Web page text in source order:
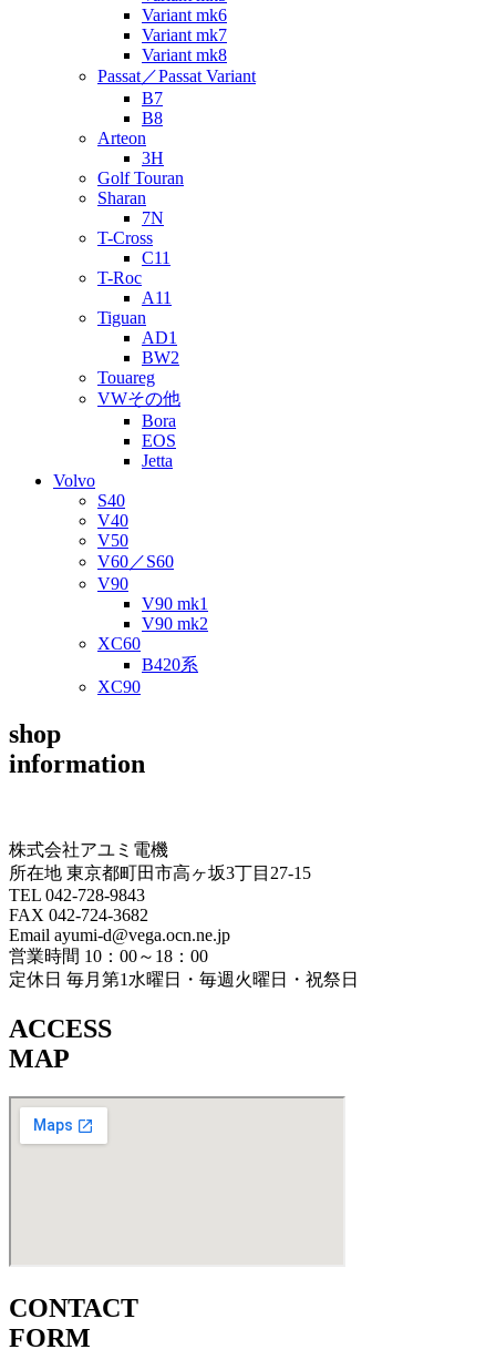
Variant mk6
Variant mk7
Variant mk8
Passat／Passat Variant
B7
B8
Arteon
3H
Golf Touran
Sharan
7N
T-Cross
C11
T-Roc
A11
Tiguan
AD1
BW2
Touareg
VWその他
Bora
EOS
Jetta
Volvo
S40
V40
V50
V60／S60
V90
V90 mk1
V90 mk2
XC60
B420系
XC90
shop
information
株式会社アユミ電機
所在地 東京都町田市高ヶ坂3丁目27‐15
TEL 042-728-9843
FAX 042-724-3682
Email ayumi-d@vega.ocn.ne.jp
営業時間 10：00～18：00
定休日 毎月第1水曜日・毎週火曜日・祝祭日
ACCESS
MAP
CONTACT
FORM